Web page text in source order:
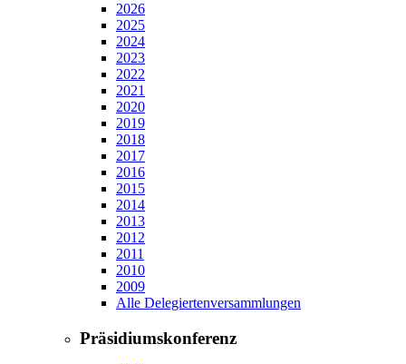
2026
2025
2024
2023
2022
2021
2020
2019
2018
2017
2016
2015
2014
2013
2012
2011
2010
2009
Alle Delegiertenversammlungen
Präsidiumskonferenz